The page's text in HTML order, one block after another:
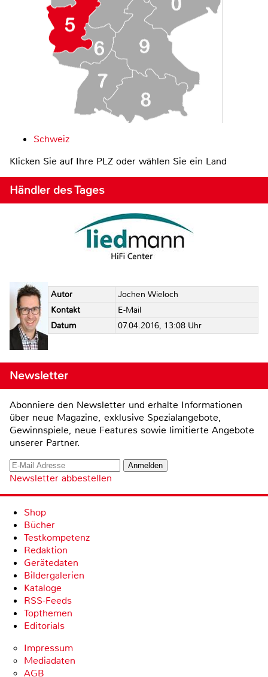
Schweiz
Klicken Sie auf Ihre PLZ oder wählen Sie ein Land
Händler des Tages
Autor
Jochen Wieloch
Kontakt
E-Mail
Datum
07.04.2016, 13:08 Uhr
Newsletter
Abonniere den Newsletter und erhalte Informationen
über neue Magazine, exklusive Spezialangebote,
Gewinnspiele, neue Features sowie limitierte Angebote
unserer Partner.
Newsletter abbestellen
Shop
Bücher
Testkompetenz
Redaktion
Gerätedaten
Bildergalerien
Kataloge
RSS-Feeds
Topthemen
Editorials
Impressum
Mediadaten
AGB